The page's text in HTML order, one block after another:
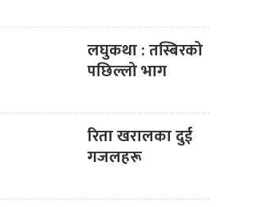
लघुकथा : तस्बिरको
पछिल्लो भाग
रिता खरालका दुई
गजलहरू